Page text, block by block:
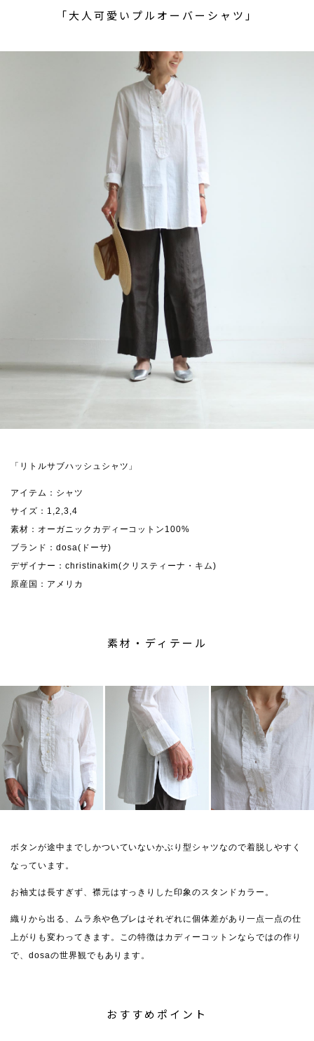
「大人可愛いプルオーバーシャツ」
「リトルサブハッシュシャツ」
アイテム：シャツ
サイズ：1,2,3,4
素材：オーガニックカディーコットン100%
ブランド：dosa(ドーサ)
デザイナー：christinakim(クリスティーナ・キム)
原産国：アメリカ
素材・ディテール
ボタンが途中までしかついていないかぶり型シャツなので着脱しやすく
なっています。
お袖丈は長すぎず、襟元はすっきりした印象のスタンドカラー。
織りから出る、ムラ糸や色ブレはそれぞれに個体差があり一点一点の仕
上がりも変わってきます。この特徴はカディーコットンならではの作り
で、dosaの世界観でもあります。
おすすめポイント